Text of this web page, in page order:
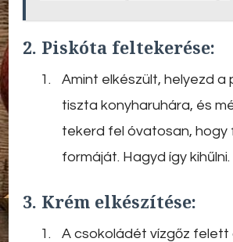
2. Piskóta feltekerése:
Amint elkészült, helyezd a
tiszta konyharuhára, és
tekerd fel óvatosan, hogy
formáját. Hagyd így kihűlni.
3. Krém elkészítése:
A csokoládét vízgőz felett